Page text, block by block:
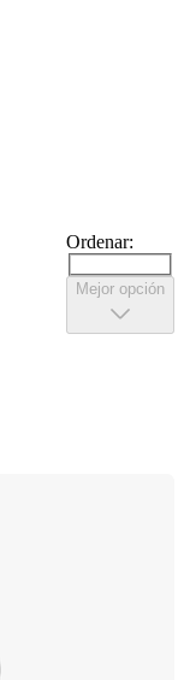
Ordenar:
Mejor opción